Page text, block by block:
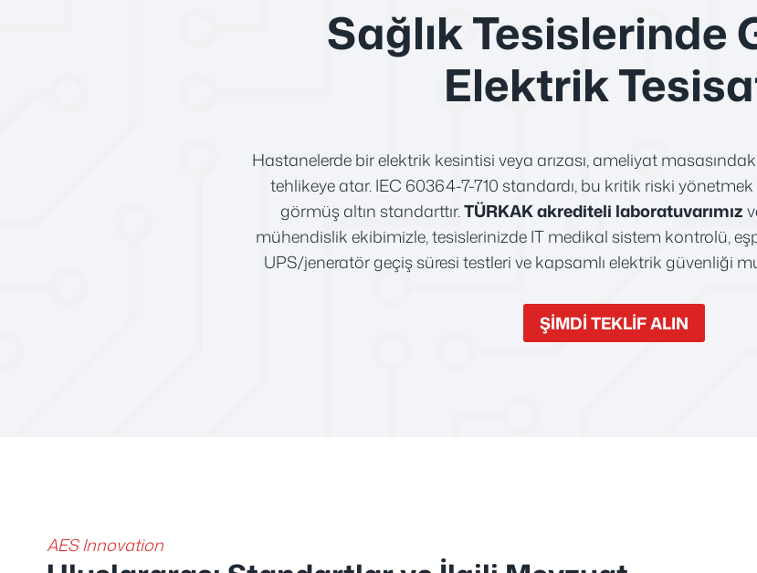
Sağlık Tesislerinde
Elektrik
Hastanelerde bir elektrik kesintisi veya arızası, ameliyat
tehlikeye atar. IEC 60364-7-710 standardı, bu kritik riski
görmüş altın standarttır.TÜRKAK akrediteli laboratuvarımız
mühendislik ekibimizle, tesislerinizde IT medikal sistem kontrolü,
UPS/jeneratör geçiş süresi testleri ve kapsamlı elektrik güvenliği
ŞİMDİ TEKLİF ALIN
AES Innovation